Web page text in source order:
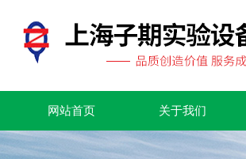
网站首页 关于我们